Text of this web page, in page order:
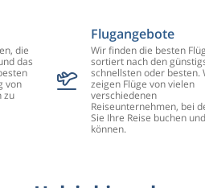
die
das
von
zu
Flugangebote
Wir finden die besten
sortiert nach den
schnellsten oder besten.
zeigen Flüge von vielen
verschiedenen
Reiseunternehmen, bei
Sie Ihre Reise buchen
können.